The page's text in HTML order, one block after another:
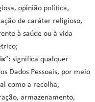
opinião política,
de caráter religioso,
à saúde ou à vida
“: significa qualquer
Dados Pessoais, por meio
como a recolha,
armazenamento,